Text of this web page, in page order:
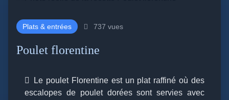
Plats & entrées 737 vues
Poulet florentine
Le poulet Florentine est un plat raffiné où des
escalopes de poulet dorées sont servies avec